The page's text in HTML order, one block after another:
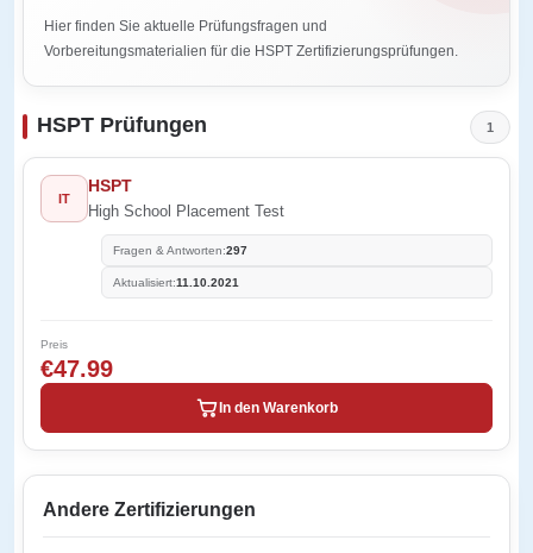
Hier finden Sie aktuelle Prüfungsfragen und
Vorbereitungsmaterialien für die HSPT Zertifizierungsprüfungen.
HSPT Prüfungen 1
IT
HSPT
High School Placement Test
Fragen & Antworten:297
Aktualisiert:11.10.2021
Preis
€47.99
In den Warenkorb
Andere Zertifizierungen